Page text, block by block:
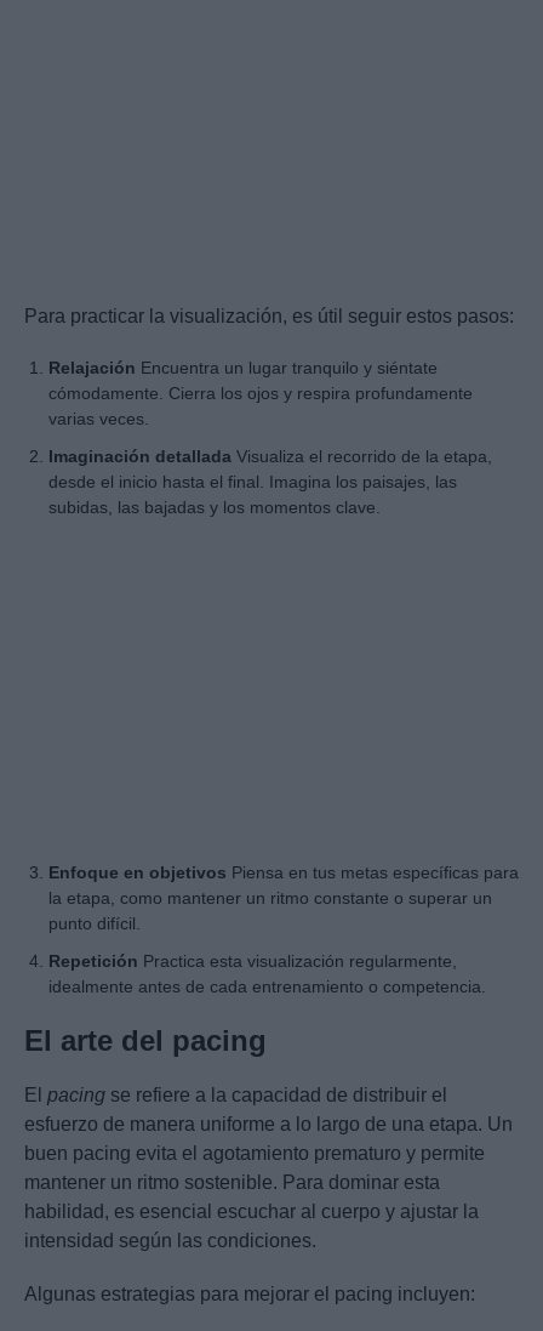
Para practicar la visualización, es útil seguir estos pasos:
Relajación Encuentra un lugar tranquilo y siéntate
cómodamente. Cierra los ojos y respira profundamente
varias veces.
Imaginación detallada Visualiza el recorrido de la etapa,
desde el inicio hasta el final. Imagina los paisajes, las
subidas, las bajadas y los momentos clave.
Enfoque en objetivos Piensa en tus metas específicas para
la etapa, como mantener un ritmo constante o superar un
punto difícil.
Repetición Practica esta visualización regularmente,
idealmente antes de cada entrenamiento o competencia.
El arte del pacing
El pacing se refiere a la capacidad de distribuir el
esfuerzo de manera uniforme a lo largo de una etapa. Un
buen pacing evita el agotamiento prematuro y permite
mantener un ritmo sostenible. Para dominar esta
habilidad, es esencial escuchar al cuerpo y ajustar la
intensidad según las condiciones.
Algunas estrategias para mejorar el pacing incluyen: